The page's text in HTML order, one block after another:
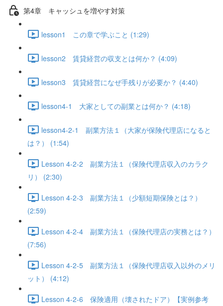
第4章 キャッシュを増やす対策
lesson1 この章で学ぶこと (1:29)
lesson2 賃貸経営の収支とは何か？ (4:09)
lesson3 賃貸経営になぜ手残りが必要か？ (4:40)
lesson4-1 大家としての副業とは何か？ (4:18)
lesson4-2-1 副業方法１（大家が保険代理店になると
は？） (1:54)
Lesson 4-2-2 副業方法１（保険代理店収入のカラク
リ） (2:30)
Lesson 4-2-3 副業方法１（少額短期保険とは？）
(2:59)
Lesson 4-2-4 副業方法１（保険代理店の実務とは？）
(7:56)
Lesson 4-2-5 副業方法１（保険代理店収入以外のメリ
ット） (4:12)
Lesson 4-2-6 保険適用（壊されたドア）【実例参考